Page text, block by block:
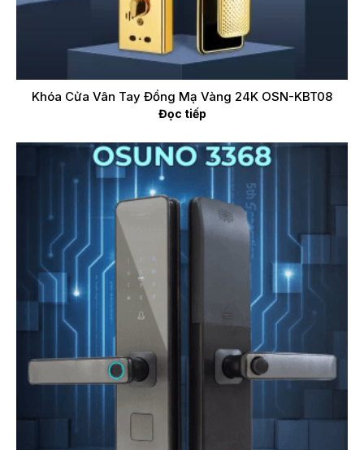
Khóa Cửa Vân Tay Đồng Mạ Vàng 24K OSN-KBT08
Đọc tiếp